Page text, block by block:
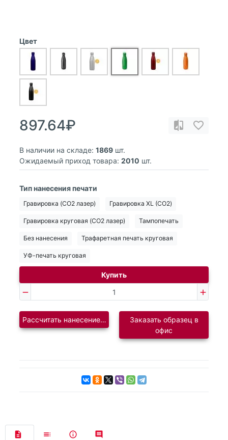
Цвет
897.64₽
В наличии на складе: 1869 шт.
Ожидаемый приход товара: 2010 шт.
Тип нанесения печати
Гравировка (CO2 лазер) Гравировка XL (СО2)
Гравировка круговая (CO2 лазер) Тампопечать
Без нанесения Трафаретная печать круговая
УФ-печать круговая
Купить
Рассчитать нанесение логотипаЗаказать образец в
офис